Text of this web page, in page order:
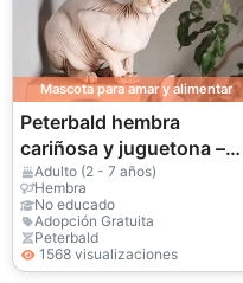
Mascota para amar y alimentar
Peterbald hembra
cariñosa y juguetona –
En adopción
Adulto (2 - 7 años)
Hembra
No educado
Adopción Gratuita
Peterbald
1568 visualizaciones